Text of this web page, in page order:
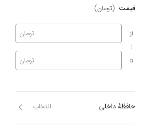
قیمت (تومان)
از
تا
تومان
تومان
حافظهٔ داخلی انتخاب